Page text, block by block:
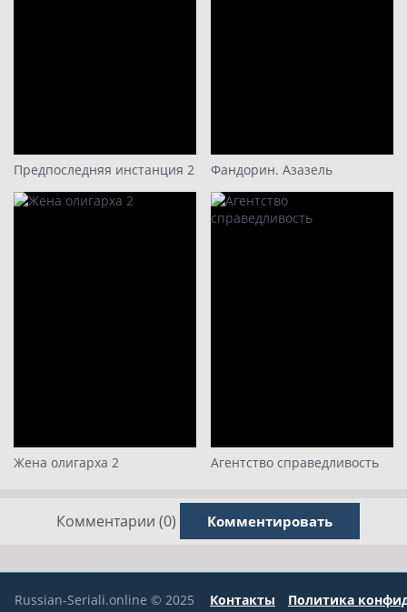
Предпоследняя инстанция 2 Фандорин. Азазель
Жена олигарха 2 Агентство справедливость
Комментарии (0) Комментировать
Russian-Seriali.online © 2025 Контакты Политика